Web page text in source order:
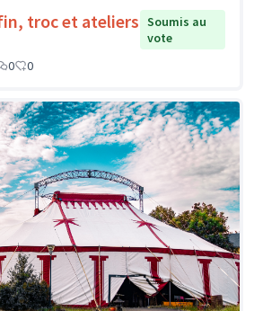
troc et ateliers Soumis au
vote
0 0